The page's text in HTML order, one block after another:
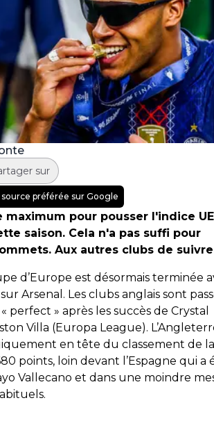
sur
préférée sur Google
maximum pour pousser l'indice
saison. Cela n'a pas suffi pour
Aux autres clubs de
d’Europe est désormais terminée
sur Arsenal. Les clubs anglais sont
» après les succès de Crystal
Villa (Europa League).
en tête du classement de la
points, loin devant l’Espagne qui a
Vallecano et dans une moindre